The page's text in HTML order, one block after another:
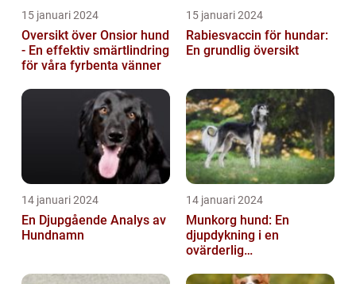
15 januari 2024
Oversikt över Onsior hund
- En effektiv smärtlindring
för våra fyrbenta vänner
15 januari 2024
Rabiesvaccin för hundar:
En grundlig översikt
14 januari 2024
En Djupgående Analys av
Hundnamn
14 januari 2024
Munkorg hund: En
djupdykning i en
ovärderlig